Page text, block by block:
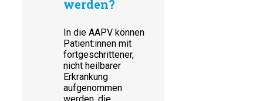
werden?
In die AAPV können
Patient:innen mit
fortgeschrittener,
nicht heilbarer
Erkrankung
aufgenommen